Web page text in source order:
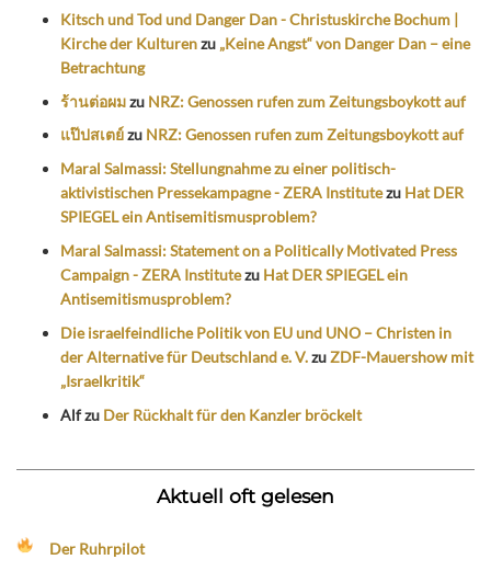
Kitsch und Tod und Danger Dan - Christuskirche Bochum |
Kirche der Kulturenzu „Keine Angst“ von Danger Dan – eine
Betrachtung
ร้านต่อผมzu NRZ: Genossen rufen zum Zeitungsboykott auf
แป๊ปสเตย์zu NRZ: Genossen rufen zum Zeitungsboykott auf
Maral Salmassi: Stellungnahme zu einer politisch-
aktivistischen Pressekampagne - ZERA Institutezu Hat DER
SPIEGEL ein Antisemitismusproblem?
Maral Salmassi: Statement on a Politically Motivated Press
Campaign - ZERA Institutezu Hat DER SPIEGEL ein
Antisemitismusproblem?
Die israelfeindliche Politik von EU und UNO – Christen in
der Alternative für Deutschland e. V.zuZDF-Mauershow mit
„Israelkritik“
Alfzu Der Rückhalt für den Kanzler bröckelt
Aktuell oft gelesen
Der Ruhrpilot